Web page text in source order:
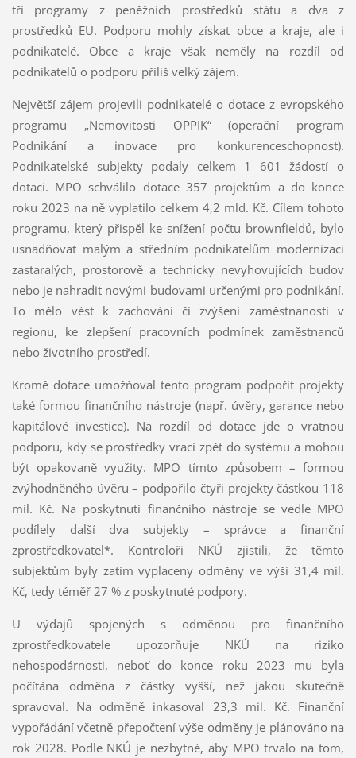
tři programy z peněžních prostředků státu a dva z
prostředků EU. Podporu mohly získat obce a kraje, ale i
podnikatelé. Obce a kraje však neměly na rozdíl od
podnikatelů o podporu příliš velký zájem.
Největší zájem projevili podnikatelé o dotace z evropského
programu „Nemovitosti OPPIK“ (operační program
Podnikání a inovace pro konkurenceschopnost).
Podnikatelské subjekty podaly celkem 1 601 žádostí o
dotaci. MPO schválilo dotace 357 projektům a do konce
roku 2023 na ně vyplatilo celkem 4,2 mld. Kč. Cílem tohoto
programu, který přispěl ke snížení počtu brownfieldů, bylo
usnadňovat malým a středním podnikatelům modernizaci
zastaralých, prostorově a technicky nevyhovujících budov
nebo je nahradit novými budovami určenými pro podnikání.
To mělo vést k zachování či zvýšení zaměstnanosti v
regionu, ke zlepšení pracovních podmínek zaměstnanců
nebo životního prostředí.
Kromě dotace umožňoval tento program podpořit projekty
také formou finančního nástroje (např. úvěry, garance nebo
kapitálové investice). Na rozdíl od dotace jde o vratnou
podporu, kdy se prostředky vrací zpět do systému a mohou
být opakovaně využity. MPO tímto způsobem – formou
zvýhodněného úvěru – podpořilo čtyři projekty částkou 118
mil. Kč. Na poskytnutí finančního nástroje se vedle MPO
podílely další dva subjekty – správce a finanční
zprostředkovatel*. Kontroloři NKÚ zjistili, že těmto
subjektům byly zatím vyplaceny odměny ve výši 31,4 mil.
Kč, tedy téměř 27 % z poskytnuté podpory.
U výdajů spojených s odměnou pro finančního
zprostředkovatele upozorňuje NKÚ na riziko
nehospodárnosti, neboť do konce roku 2023 mu byla
počítána odměna z částky vyšší, než jakou skutečně
spravoval. Na odměně inkasoval 23,3 mil. Kč. Finanční
vypořádání včetně přepočtení výše odměny je plánováno na
rok 2028. Podle NKÚ je nezbytné, aby MPO trvalo na tom,